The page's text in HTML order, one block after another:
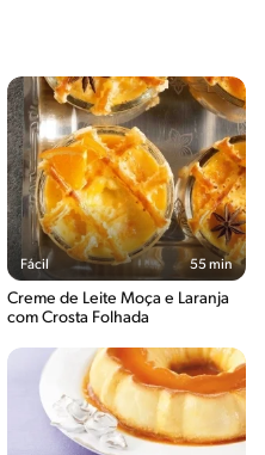
Fácil 55 min
Creme de Leite Moça e Laranja
com Crosta Folhada